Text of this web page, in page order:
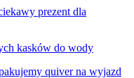
prezent dla
kasków do wody
quiver na wyjazd